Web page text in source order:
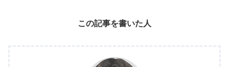
この記事を書いた人